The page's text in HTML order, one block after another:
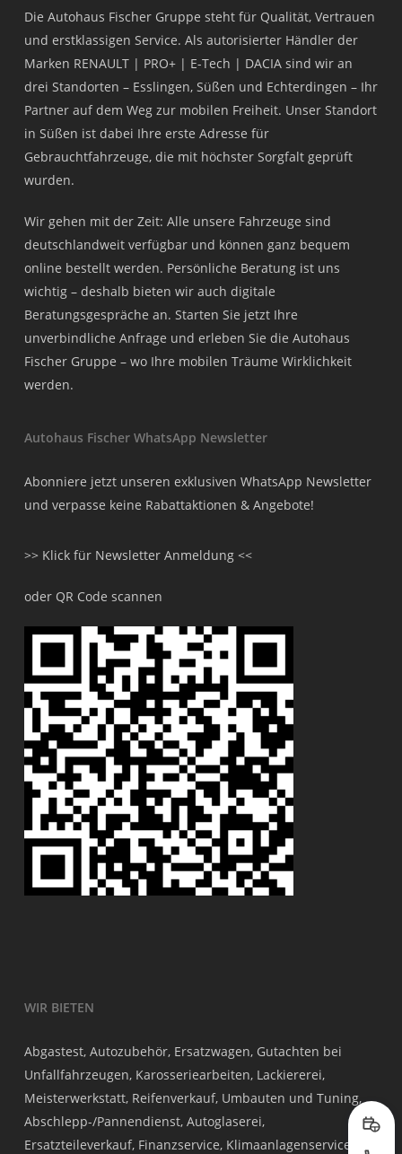
Die Autohaus Fischer Gruppe steht für Qualität, Vertrauen
und erstklassigen Service. Als autorisierter Händler der
Marken RENAULT | PRO+ | E-Tech | DACIA sind wir an
drei Standorten – Esslingen, Süßen und Echterdingen – Ihr
Partner auf dem Weg zur mobilen Freiheit. Unser Standort
in Süßen ist dabei Ihre erste Adresse für
Gebrauchtfahrzeuge, die mit höchster Sorgfalt geprüft
wurden.
Wir gehen mit der Zeit: Alle unsere Fahrzeuge sind
deutschlandweit verfügbar und können ganz bequem
online bestellt werden. Persönliche Beratung ist uns
wichtig – deshalb bieten wir auch digitale
Beratungsgespräche an. Starten Sie jetzt Ihre
unverbindliche Anfrage und erleben Sie die Autohaus
Fischer Gruppe – wo Ihre mobilen Träume Wirklichkeit
werden.
Autohaus Fischer WhatsApp Newsletter
Abonniere jetzt unseren exklusiven WhatsApp Newsletter
und verpasse keine Rabattaktionen & Angebote!
>> Klick für Newsletter Anmeldung <<
oder QR Code scannen
WIR BIETEN
Abgastest, Autozubehör, Ersatzwagen, Gutachten bei
Unfallfahrzeugen, Karosseriearbeiten, Lackiererei,
Meisterwerkstatt, Reifenverkauf, Umbauten und Tuning,
Abschlepp-/Pannendienst, Autoglaserei,
Ersatzteileverkauf, Finanzservice, Klimaanlagenservice,